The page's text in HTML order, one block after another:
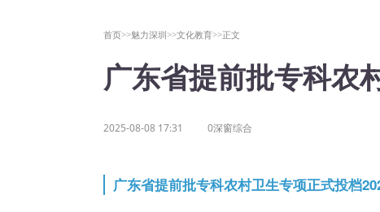
首页>>魅力深圳>>文化教育>>正文
广东省提前批专科农
2025-08-08 17:31 0深窗综合
广东省提前批专科农村卫生专项正式投档